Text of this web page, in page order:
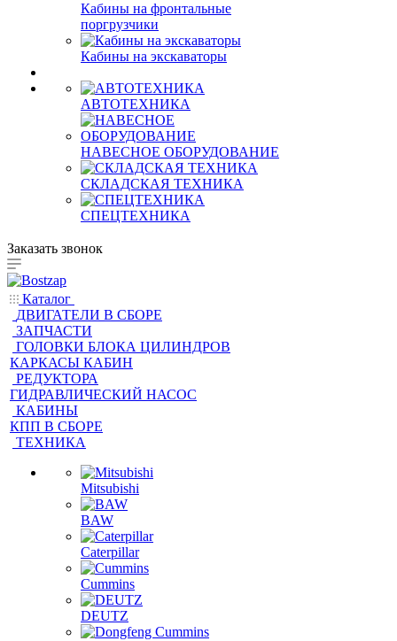
Кабины на фронтальные
поргрузчики
Кабины на экскаваторы
АВТОТЕХНИКА
НАВЕСНОЕ ОБОРУДОВАНИЕ
СКЛАДСКАЯ ТЕХНИКА
СПЕЦТЕХНИКА
Заказать звонок
Каталог
ДВИГАТЕЛИ В СБОРЕ
ЗАПЧАСТИ
ГОЛОВКИ БЛОКА ЦИЛИНДРОВ
КАРКАСЫ КАБИН
РЕДУКТОРА
ГИДРАВЛИЧЕСКИЙ НАСОС
КАБИНЫ
КПП В СБОРЕ
ТЕХНИКА
Mitsubishi
BAW
Caterpillar
Cummins
DEUTZ